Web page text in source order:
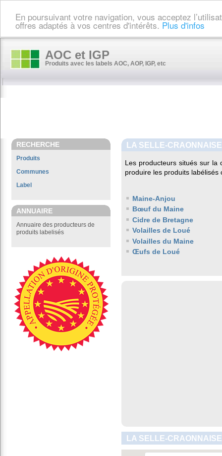
En poursuivant votre navigation, vous acceptez
offres adaptés à vos centres d'intérêts. Plus d'infos
AOC et IGP
Produits avec les labels AOC, AOP, IGP, etc
RECHERCHE
Produits
Communes
Label
ANNUAIRE
Annuaire des producteurs de
produits labelisés
LA SELLE-CRAONNAISE
Les producteurs situés sur la
produire les produits labélisés
Maine-Anjou
Bœuf du Maine
Cidre de Bretagne
Volailles de Loué
Volailles du Maine
Œufs de Loué
LA SELLE-